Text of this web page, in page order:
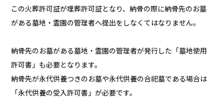
この火葬許可証が埋葬許可証となり、納骨の際に納骨先のお墓
がある墓地・霊園の管理者へ提出をしなくてはなりません。
納骨先のお墓がある墓地・霊園の管理者が発行した「墓地使用
許可書」も必要となります。
納骨先が永代供養つきのお墓や永代供養の合祀墓である場合は
「永代供養の受入許可書」が必要です。